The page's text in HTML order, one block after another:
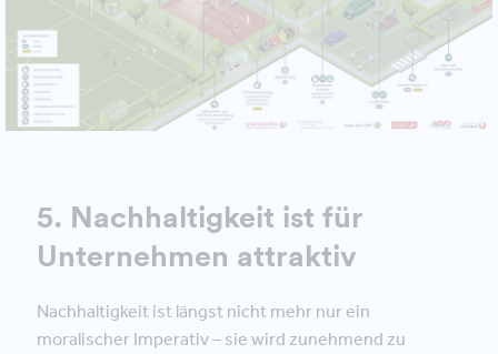
5. Nachhaltigkeit ist für
Unternehmen attraktiv
Nachhaltigkeit ist längst nicht mehr nur ein
moralischer Imperativ – sie wird zunehmend zu